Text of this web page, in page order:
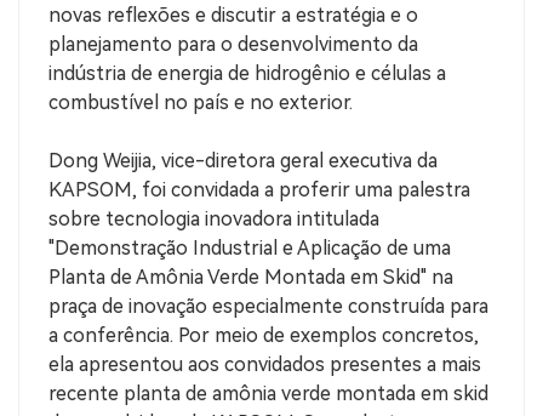
novas reflexões e discutir a estratégia e o
planejamento para o desenvolvimento da
indústria de energia de hidrogênio e células a
combustível no país e no exterior.
Dong Weijia, vice-diretora geral executiva da
KAPSOM, foi convidada a proferir uma palestra
sobre tecnologia inovadora intitulada
"Demonstração Industrial e Aplicação de uma
Planta de Amônia Verde Montada em Skid" na
praça de inovação especialmente construída para
a conferência. Por meio de exemplos concretos,
ela apresentou aos convidados presentes a mais
recente planta de amônia verde montada em skid